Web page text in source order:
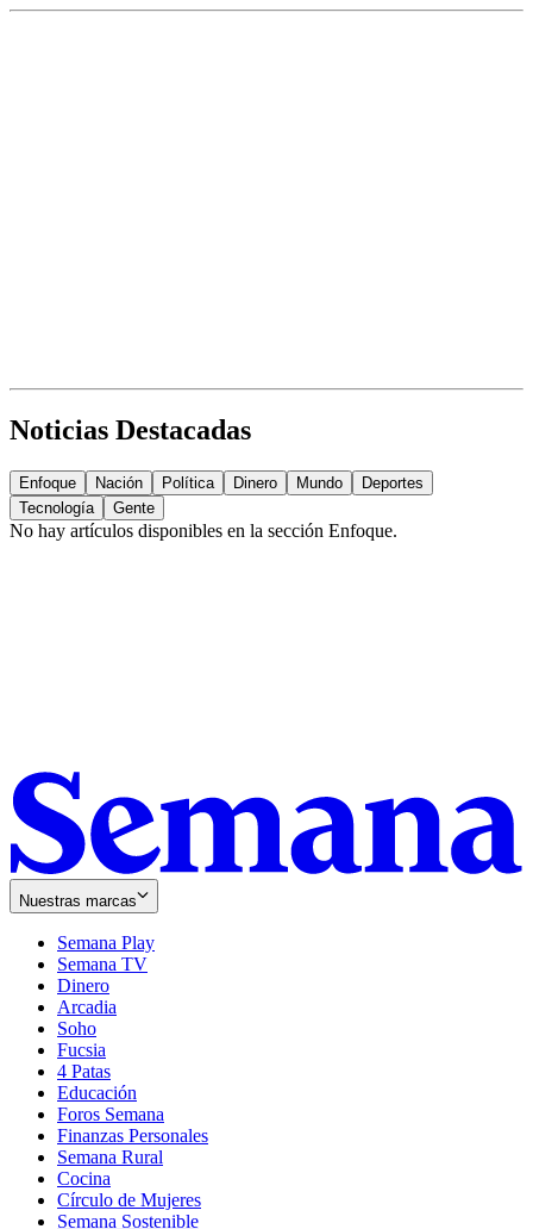
Noticias Destacadas
Enfoque Nación Política Dinero Mundo
Deportes
Tecnología
Gente
No hay artículos disponibles en la sección Enfoque.
Nuestras marcas
Semana Play
Semana TV
Dinero
Arcadia
Soho
in
new
window
Fucsia
in
new
window
4 Patas
Educación
Foros Semana
Finanzas Personales
Semana Rural
Cocina
Círculo de Mujeres
Semana Sostenible